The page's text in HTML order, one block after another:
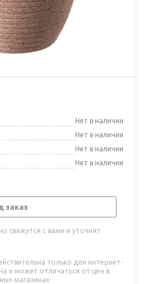
Нет в наличии
Нет в наличии
Нет в наличии
Нет в наличии
заказ
свяжутся с вами и уточнят
только для интернет-
и может отличаться от цен в
магазинах